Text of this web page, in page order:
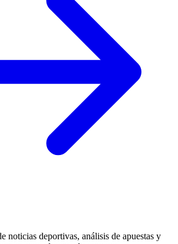
noticias deportivas, análisis de apuestas y